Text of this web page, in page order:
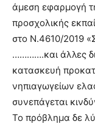
άμεση εφαρμογή
προσχολικής
στο Ν.4610/2019
………….και άλλες
κατασκευή
νηπιαγωγείων
συνεπάγεται
Το πρόβλημα δε